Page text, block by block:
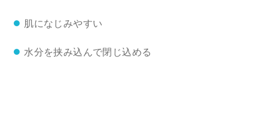
肌になじみやすい
水分を挟み込んで閉じ込める